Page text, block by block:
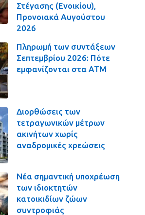
Στέγασης (Ενοικίου),
Προνοιακά Αυγούστου
2026
Πληρωμή των συντάξεων
Σεπτεμβρίου 2026: Πότε
εμφανίζονται στα ΑΤΜ
Διορθώσεις των
τετραγωνικών μέτρων
ακινήτων χωρίς
αναδρομικές χρεώσεις
Νέα σημαντική υποχρέωση
των ιδιοκτητών
κατοικιδίων ζώων
συντροφιάς